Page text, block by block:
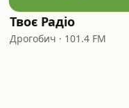
Твоє Радіо
Дрогобич · 101.4 FM